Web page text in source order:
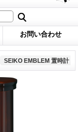
お問い合わせ
SEIKO EMBLEM 置時計